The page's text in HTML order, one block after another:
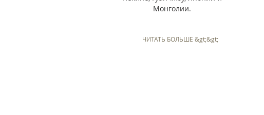
Монголии.
ЧИТАТЬ БОЛЬШЕ &gt;&gt;